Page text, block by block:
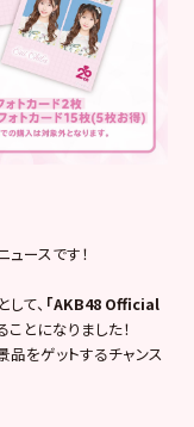
ースです！
て、 「AKB48 Official
とになりました！
品をゲットするチャンス